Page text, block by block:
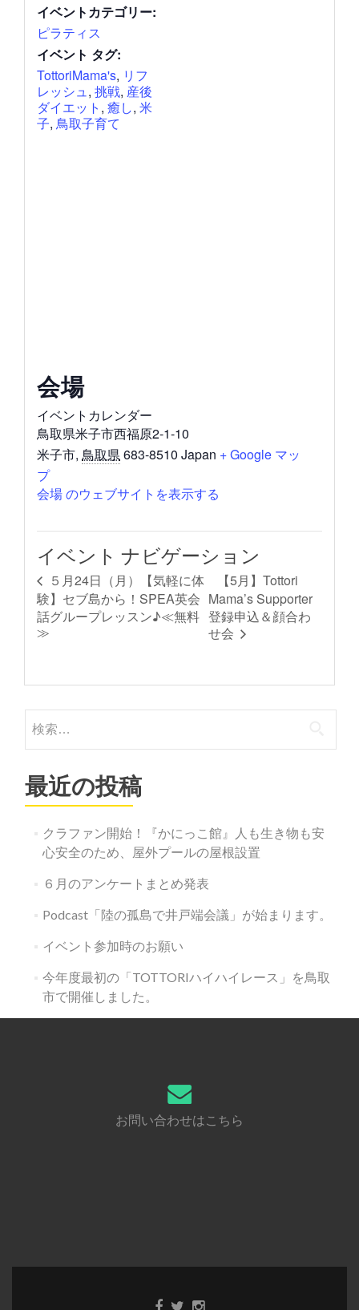
イベントカテゴリー:
ピラティス
イベント タグ:
TottoriMama's, リフ
レッシュ, 挑戦, 産後
ダイエット , 癒し, 米
子, 鳥取子育て
会場
イベントカレンダー
鳥取県米子市西福原2-1-10
米子市, 鳥取県683-8510 Japan + Google マッ
プ
会場 のウェブサイトを表示する
イベント ナビゲーション
５月24日（月）【気軽に体
験】セブ島から！SPEA英会
話グループレッスン♪≪無料
≫
【5月】Tottori
Mama’s Supporter
登録申込＆顔合わ
せ会
索:
最近の投稿
クラファン開始！『かにっこ館』人も生き物も安
心安全のため、屋外プールの屋根設置
６月のアンケートまとめ発表
Podcast「陸の孤島で井戸端会議」が始まります。
イベント参加時のお願い
今年度最初の「TOTTORIハイハイレース」を鳥取
市で開催しました。
お問い合わせはこちら